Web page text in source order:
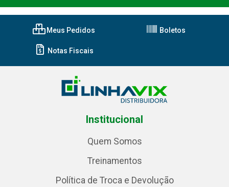
Meus Pedidos Boletos
Notas Fiscais
Institucional
Quem Somos
Treinamentos
Política de Troca e Devolução